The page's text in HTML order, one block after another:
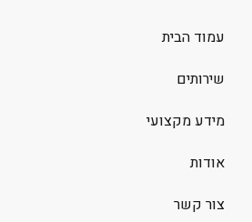
עמוד הבית
שירותים
מידע מקצועי
אודות
צור קשר